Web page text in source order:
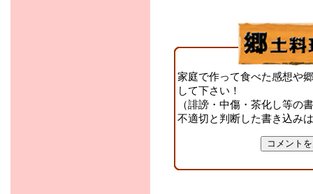
家庭で作って食べた感想や
して下さい！
（誹謗・中傷・茶化し等の
不適切と判断した書き込み